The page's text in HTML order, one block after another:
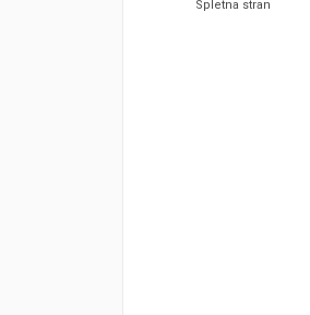
Spletna stran